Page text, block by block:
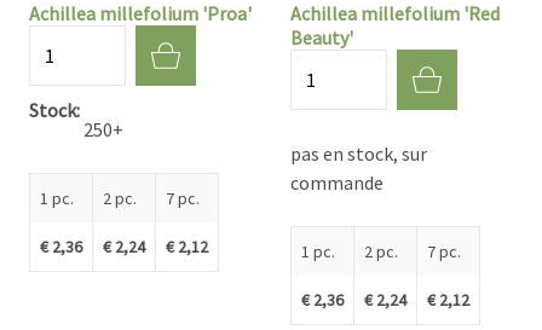
Achillea millefolium 'Proa'
Stock
250+
1 pc.
€ 2,36
2 pc.
€ 2,24
7 pc.
€ 2,12
Achillea millefolium 'Red
Beauty'
pas en stock, sur
commande
1 pc.
€ 2,36
2 pc.
€ 2,24
7 pc.
€ 2,12